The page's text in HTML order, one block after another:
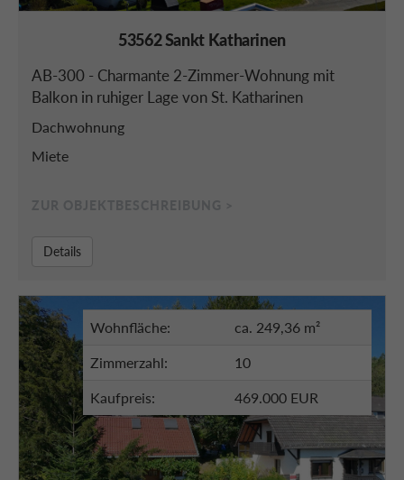
53562 Sankt Katharinen
AB-300 - Charmante 2-Zimmer-Wohnung mit
Balkon in ruhiger Lage von St. Katharinen
Dachwohnung
Miete
Details
Wohnfläche: ca. 249,36 m²
Zimmerzahl: 10
Kaufpreis: 469.000 EUR